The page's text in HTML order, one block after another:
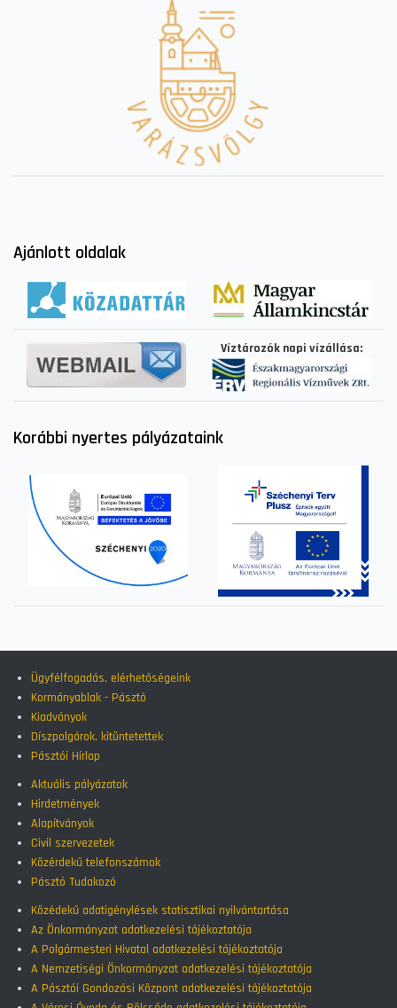
Ajánlott oldalak
Víztározók napi vízállása:
Korábbi nyertes pályázataink
Ügyfélfogadás, elérhetőségeink
Kormányablak - Pásztó
Kiadványok
Díszpolgárok, kitüntetettek
Pásztói Hírlap
Aktuális pályázatok
Hirdetmények
Alapítványok
Civil szervezetek
Közérdekű telefonszámok
Pásztó Tudakozó
Közédekű adatigénylések statisztikai nyilvántartása
Az Önkormányzat adatkezelési tájékoztatója
A Polgármesteri Hivatal adatkezelési tájékoztatója
A Nemzetiségi Önkormányzat adatkezelési tájékoztatója
A Pásztói Gondozási Központ adatkezelési tájékoztatója